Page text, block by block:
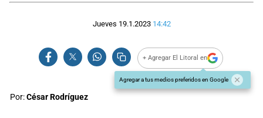
Jueves 19.1.2023 14:42
+ Agregar El Litoral en
Agregar a tus medios preferidos en Google
Por:César Rodríguez